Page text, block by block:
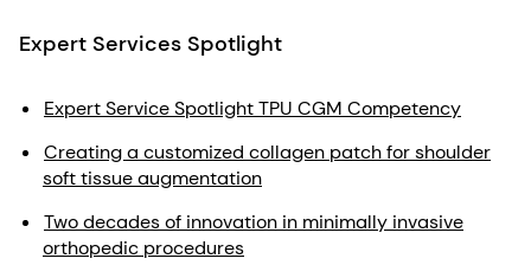
Expert Services Spotlight
Expert Service Spotlight TPU CGM Competency
Creating a customized collagen patch for shoulder
soft tissue augmentation
Two decades of innovation in minimally invasive
orthopedic procedures